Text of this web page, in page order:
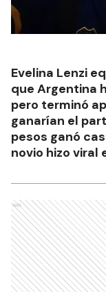
Evelina Lenzi
que Argentina
pero terminó
ganarían el
pesos ganó
novio hizo viral
Ads